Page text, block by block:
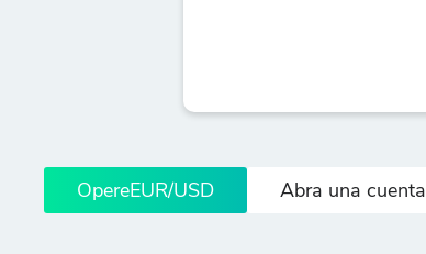
OpereEUR/USD Abra una cuenta